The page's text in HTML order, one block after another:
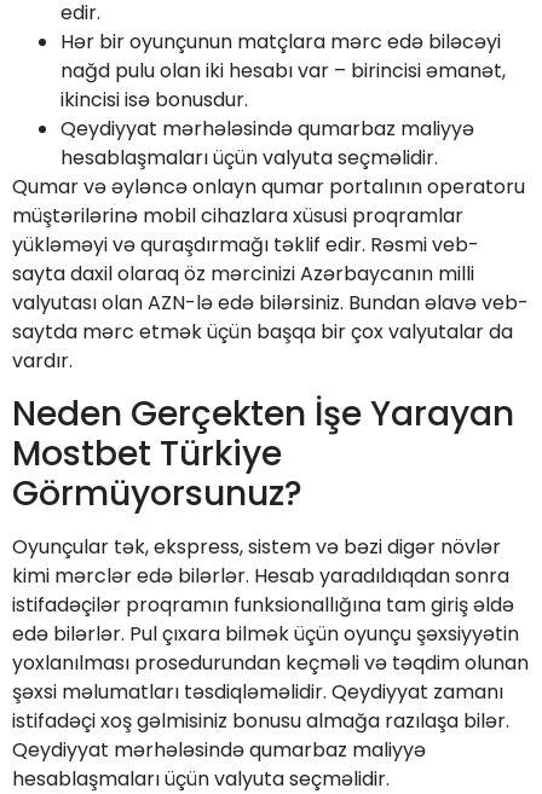
edir.
Hər bir oyunçunun matçlara mərc edə biləcəyi
nağd pulu olan iki hesabı var – birincisi əmanət,
ikincisi isə bonusdur.
Qeydiyyat mərhələsində qumarbaz maliyyə
hesablaşmaları üçün valyuta seçməlidir.
Qumar və əyləncə onlayn qumar portalının operatoru
müştərilərinə mobil cihazlara xüsusi proqramlar
yükləməyi və quraşdırmağı təklif edir. Rəsmi veb-
sayta daxil olaraq öz mərcinizi Azərbaycanın milli
valyutası olan AZN-lə edə bilərsiniz. Bundan əlavə veb-
saytda mərc etmək üçün başqa bir çox valyutalar da
vardır.
Neden Gerçekten İşe Yarayan
Mostbet Türkiye
Görmüyorsunuz?
Oyunçular tək, ekspress, sistem və bəzi digər növlər
kimi mərclər edə bilərlər. Hesab yaradıldıqdan sonra
istifadəçilər proqramın funksionallığına tam giriş əldə
edə bilərlər. Pul çıxara bilmək üçün oyunçu şəxsiyyətin
yoxlanılması prosedurundan keçməli və təqdim olunan
şəxsi məlumatları təsdiqləməlidir. Qeydiyyat zamanı
istifadəçi xoş gəlmisiniz bonusu almağa razılaşa bilər.
Qeydiyyat mərhələsində qumarbaz maliyyə
hesablaşmaları üçün valyuta seçməlidir.